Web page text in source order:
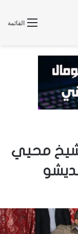
القائمة
محيي